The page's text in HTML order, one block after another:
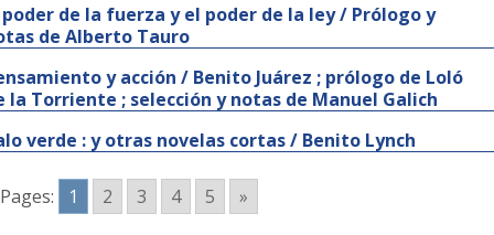
poder de la fuerza y el poder de la ley / Prólogo y
de Alberto Tauro
y acción / Benito Juárez ; prólogo de Loló
la Torriente ; selección y notas de Manuel Galich
verde : y otras novelas cortas / Benito Lynch
Pages: 1 2 3 4 5 »